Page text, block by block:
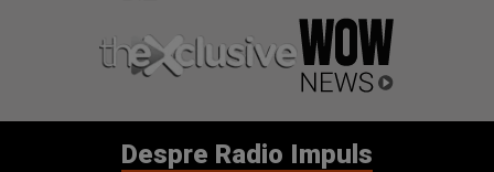
Despre Radio Impuls